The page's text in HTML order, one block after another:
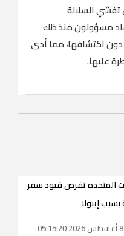
⁠عن ​تفشي السلالة
مسؤولون منذ ذلك
دون اكتشافها، مما أدى
عليها.
المتحدة تفرض قيود سفر
إيبولا